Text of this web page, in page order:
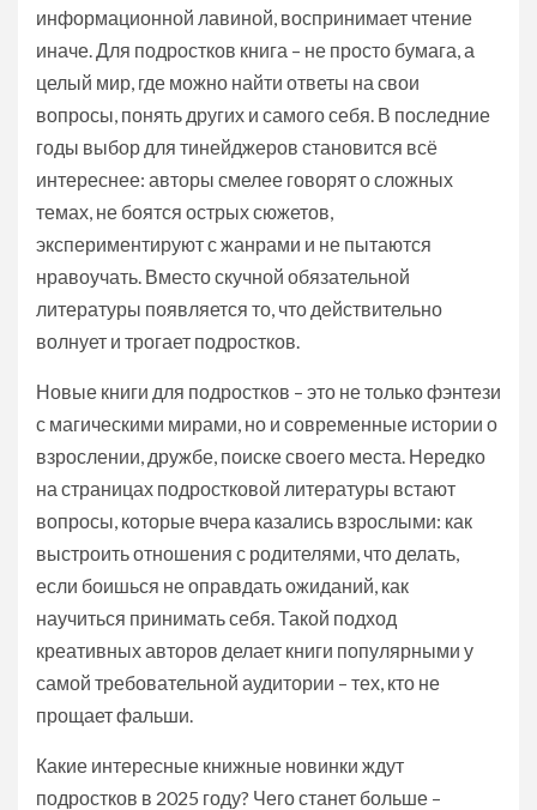
информационной лавиной, воспринимает чтение
иначе. Для подростков книга – не просто бумага, а
целый мир, где можно найти ответы на свои
вопросы, понять других и самого себя. В последние
годы выбор для тинейджеров становится всё
интереснее: авторы смелее говорят о сложных
темах, не боятся острых сюжетов,
экспериментируют с жанрами и не пытаются
нравоучать. Вместо скучной обязательной
литературы появляется то, что действительно
волнует и трогает подростков.
Новые книги для подростков – это не только фэнтези
с магическими мирами, но и современные истории о
взрослении, дружбе, поиске своего места. Нередко
на страницах подростковой литературы встают
вопросы, которые вчера казались взрослыми: как
выстроить отношения с родителями, что делать,
если боишься не оправдать ожиданий, как
научиться принимать себя. Такой подход
креативных авторов делает книги популярными у
самой требовательной аудитории – тех, кто не
прощает фальши.
Какие интересные книжные новинки ждут
подростков в 2025 году? Чего станет больше –